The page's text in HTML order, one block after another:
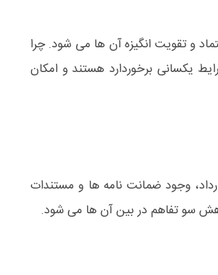
و تقویت انگیزه آن ها می شود. چرا
یکسانی برخوردارد هستند و امکان
وجود ضمانت نامه ها و مستندات
سو تفاهم در بین آن ها می شود.